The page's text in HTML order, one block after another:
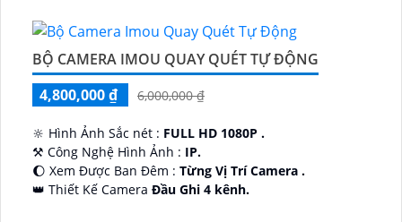
BỘ CAMERA IMOU QUAY QUÉT TỰ ĐỘNG
4,800,000 ₫
6,000,000 ₫
🔆 Hình Ảnh Sắc nét : FULL HD 1080P .
⚒ Công Nghệ Hình Ảnh : IP.
🌔 Xem Được Ban Đêm : Từng Vị Trí Camera .
👑 Thiết Kế Camera Đầu Ghi 4 kênh.